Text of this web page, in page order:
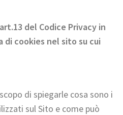
del Codice Privacy in
cookies nel sito su cui
di spiegarle cosa sono i
sul Sito e come può